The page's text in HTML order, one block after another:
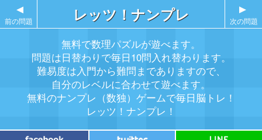
レッツ！ナンプレ
無料で数理パズルが遊べます。
問題は日替わりで毎日10問入れ替わります。
難易度は入門から難問までありますので、
自分のレベルに合わせて遊べます。
無料のナンプレ（数独）ゲームで毎日脳トレ！
レッツ！ナンプレ！
▲
前の問題
▲
次の問題